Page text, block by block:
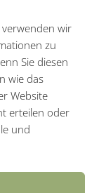
wir
zu
Sie diesen
wie das
Website
erteilen oder
und
Uhr
Uhr